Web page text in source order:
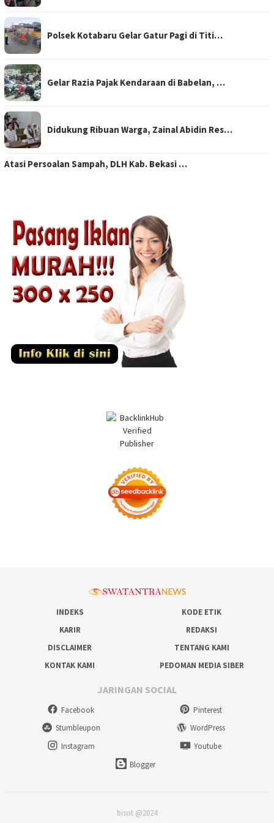
Polsek Kotabaru Gelar Gatur Pagi di Titi…
Gelar Razia Pajak Kendaraan di Babelan, …
Didukung Ribuan Warga, Zainal Abidin Res…
Atasi Persoalan Sampah, DLH Kab. Bekasi …
INDEKS
KODE ETIK
KARIR
REDAKSI
DISCLAIMER
TENTANG KAMI
KONTAK KAMI
PEDOMAN MEDIA SIBER
JARINGAN SOCIAL
Facebook
Pinterest
Stumbleupon
WordPress
Instagram
Youtube
Blogger
bisot @2024